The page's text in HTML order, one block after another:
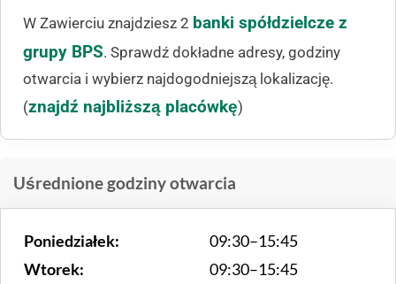
W Zawierciu znajdziesz 2 banki spółdzielcze z
grupy BPS. Sprawdź dokładne adresy, godziny
otwarcia i wybierz najdogodniejszą lokalizację.
(znajdź najbliższą placówkę)
Uśrednione godziny otwarcia
Poniedziałek:
09:30–15:45
Wtorek:
09:30–15:45